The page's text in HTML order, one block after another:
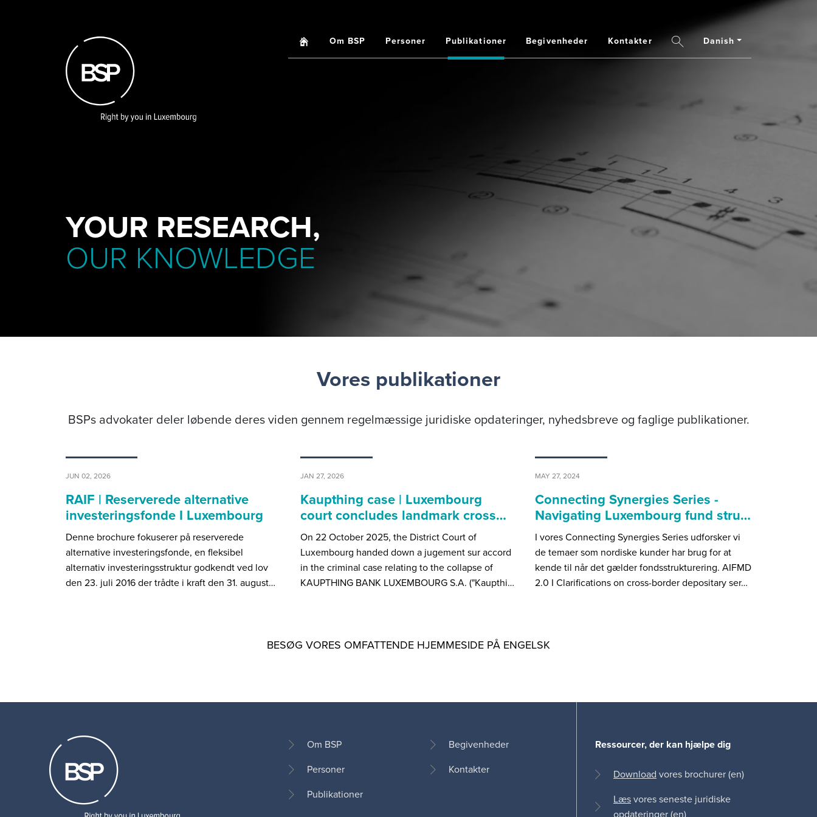
Main
navigation
HomeOm BSP Personer Publikationer Begivenheder Kontakter SearchDanish
YOUR RESEARCH,
OUR KNOWLEDGE
Vores publikationer
BSPs advokater deler løbende deres viden gennem regelmæssige juridiske opdateringer, nyhedsbreve og faglige publikationer.
JUN 02, 2026
RAIF | Reserverede alternative
investeringsfonde I Luxembourg
Denne brochure fokuserer på reserverede
alternative investeringsfonde, en fleksibel
alternativ investeringsstruktur godkendt ved lov
den 23. juli 2016 der trådte i kraft den 31. august…
JAN 27, 2026
Kaupthing case | Luxembourg
court concludes landmark cross…
On 22 October 2025, the District Court of
Luxembourg handed down a jugement sur accord
in the criminal case relating to the collapse of
KAUPTHING BANK LUXEMBOURG S.A. ("Kaupthi…
MAY 27, 2024
Connecting Synergies Series -
Navigating Luxembourg fund stru…
I vores Connecting Synergies Series udforsker vi
de temaer som nordiske kunder har brug for at
kende til når det gælder fondsstrukturering. AIFMD
2.0 I Clarifications on cross-border depositary ser…
BESØG VORES OMFATTENDE HJEMMESIDE PÅ ENGELSK
Footer
Om BSP
Personer
Publikationer
Begivenheder
Kontakter
Ressourcer, der kan hjælpe dig
Download vores brochurer (en)
Læsvores seneste juridiske